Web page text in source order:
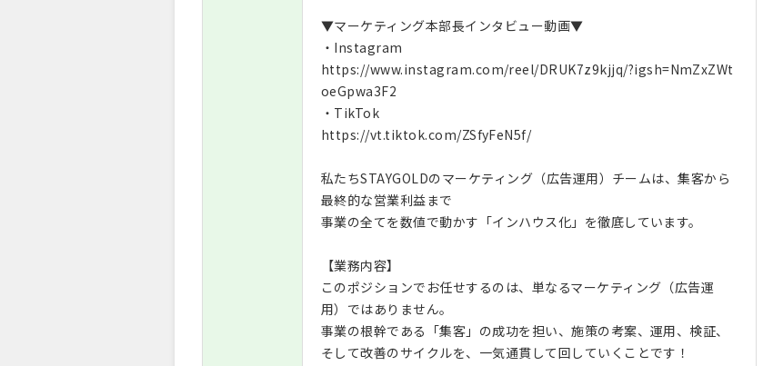
▼マーケティング本部長インタビュー動画▼
・Instagram
https://www.instagram.com/reel/DRUK7z9kjjq/?igsh=NmZxZWt
oeGpwa3F2
・TikTok
https://vt.tiktok.com/ZSfyFeN5f/
私たちSTAYGOLDのマーケティング（広告運用）チームは、集客から
最終的な営業利益まで
事業の全てを数値で動かす「インハウス化」を徹底しています。
【業務内容】
このポジションでお任せするのは、単なるマーケティング（広告運
用）ではありません。
事業の根幹である「集客」の成功を担い、施策の考案、運用、検証、
そして改善のサイクルを、一気通貫して回していくことです！